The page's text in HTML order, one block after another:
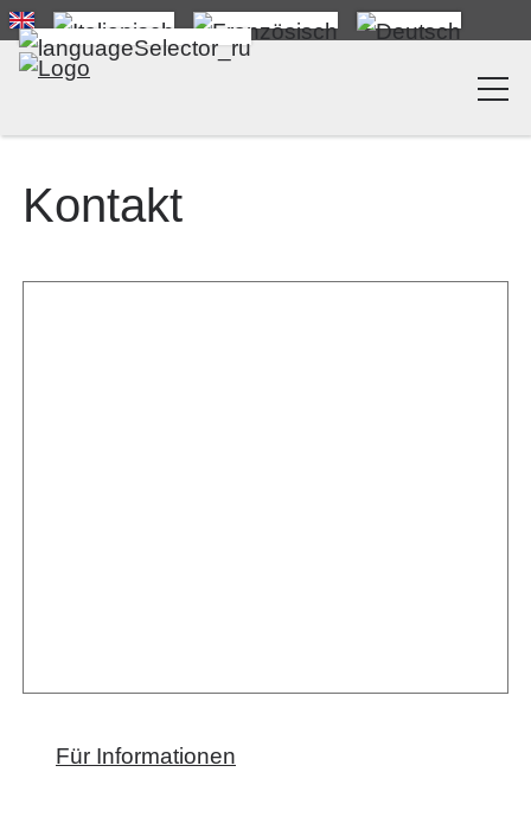
Kontakt
Für Informationen